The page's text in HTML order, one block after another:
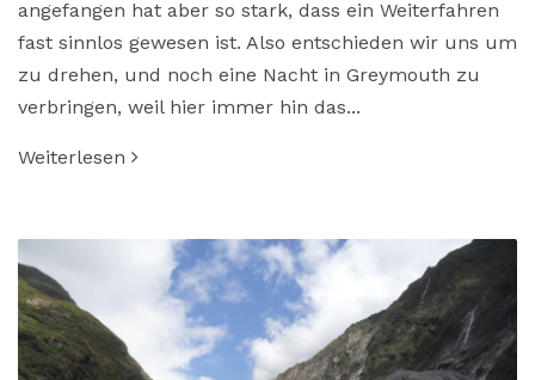
angefangen hat aber so stark, dass ein Weiterfahren
fast sinnlos gewesen ist. Also entschieden wir uns um
zu drehen, und noch eine Nacht in Greymouth zu
verbringen, weil hier immer hin das...
Weiterlesen